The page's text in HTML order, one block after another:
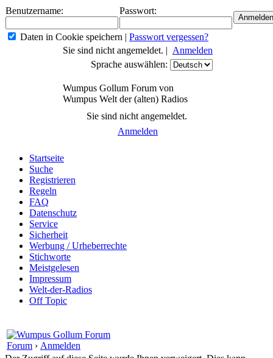
Benutzername: Passwort:
Daten in Cookie speichern | Passwort vergessen?
Sie sind nicht angemeldet. | Anmelden
Sprache auswählen:
Wumpus Gollum Forum von
Wumpus Welt der (alten) Radios
Sie sind nicht angemeldet.
Anmelden
Startseite
Suche
Registrieren
Regeln
FAQ
Datenschutz
Service
Sicherheit
Werbung / Urheberrechte
Stichworte
Meistgelesen
Impressum
Welt-der-Radios
Off Topic
Forum › Anmelden